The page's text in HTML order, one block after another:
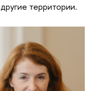
территории.